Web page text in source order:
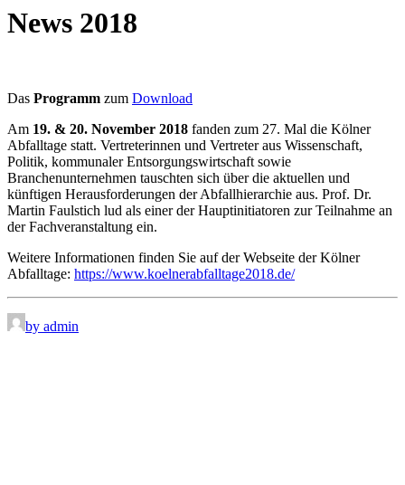
News 2018
Das Programm zum Download
Am 19. & 20. November 2018 fanden zum 27. Mal die Kölner
Abfalltage statt. Vertreterinnen und Vertreter aus Wissenschaft,
Politik, kommunaler Entsorgungswirtschaft sowie
Branchenunternehmen tauschten sich über die aktuellen und
künftigen Herausforderungen der Abfallhierarchie aus. Prof. Dr.
Martin Faulstich lud als einer der Hauptinitiatoren zur Teilnahme an
der Fachveranstaltung ein.
Weitere Informationen finden Sie auf der Webseite der Kölner
Abfalltage: https://www.koelnerabfalltage2018.de/
by admin